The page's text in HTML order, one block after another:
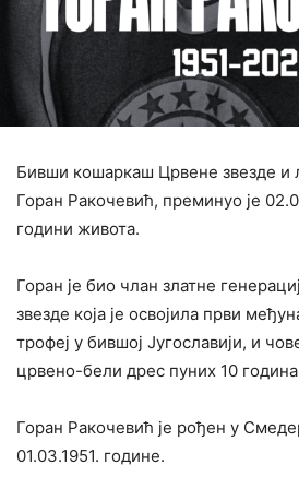
Бивши кошаркаш Црвене звезде и
Горан Ракочевић, преминуо је
години живота.
Горан је био члан златне
звезде која је освојила први
трофеј у бившој Југославији, и
црвено-бели дрес пуних 10
Горан Ракочевић је рођен у
01.03.1951. године.